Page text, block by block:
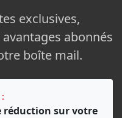
exclusives,
abonnés
boîte mail.
réduction sur votre